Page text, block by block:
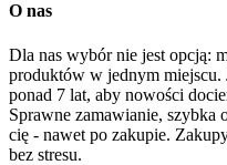
O nas
Dla nas wybór nie jest opcją:
produktów w jednym miejscu.
ponad 7 lat, aby nowości
Sprawne zamawianie, szybka
cię - nawet po zakupie.
bez stresu.